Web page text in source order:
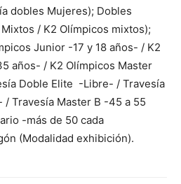
dobles Mujeres); Dobles
/ K2 Olímpicos mixtos);
Junior -17 y 18 años- / K2
años- / K2 Olímpicos Master
Doble Elite -Libre- / Travesía
Travesía Master B -45 a 55
-más de 50 cada
(Modalidad exhibición).